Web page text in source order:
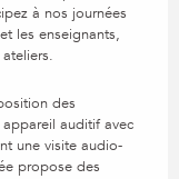
à nos journées
les enseignants,
des
auditif avec
une visite audio-
propose des